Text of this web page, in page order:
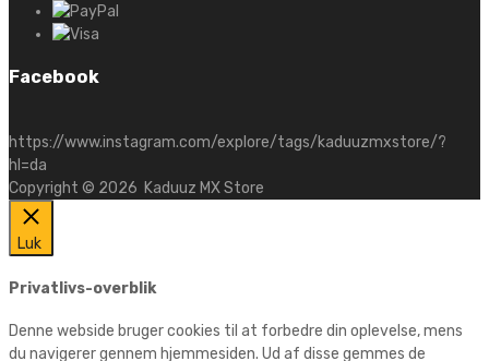
Facebook
https://www.instagram.com/explore/tags/kaduuzmxstore/?
hl=da
Copyright © 2026 Kaduuz MX Store
Luk
Privatlivs-overblik
Denne webside bruger cookies til at forbedre din oplevelse, mens
du navigerer gennem hjemmesiden. Ud af disse gemmes de